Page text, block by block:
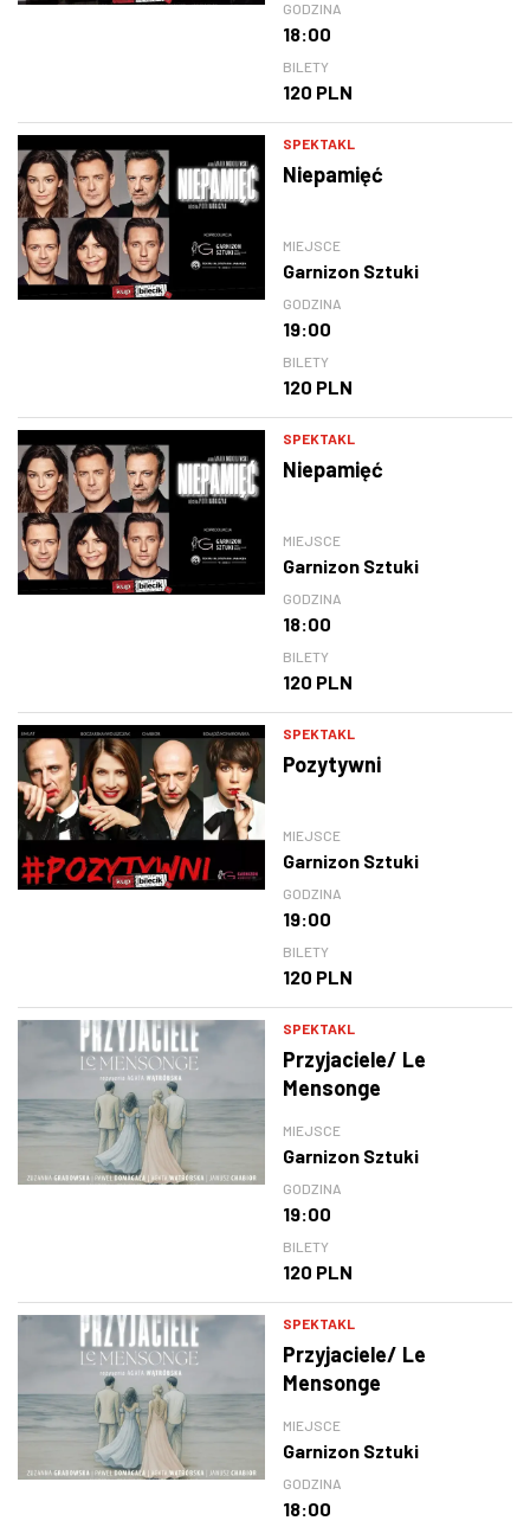
GODZINA
18:00
BILETY
120 PLN
SPEKTAKL
Niepamięć
MIEJSCE
Garnizon Sztuki
GODZINA
19:00
BILETY
120 PLN
SPEKTAKL
Niepamięć
MIEJSCE
Garnizon Sztuki
GODZINA
18:00
BILETY
120 PLN
SPEKTAKL
Pozytywni
MIEJSCE
Garnizon Sztuki
GODZINA
19:00
BILETY
120 PLN
SPEKTAKL
Przyjaciele/ Le
Mensonge
MIEJSCE
Garnizon Sztuki
GODZINA
19:00
BILETY
120 PLN
SPEKTAKL
Przyjaciele/ Le
Mensonge
MIEJSCE
Garnizon Sztuki
GODZINA
18:00